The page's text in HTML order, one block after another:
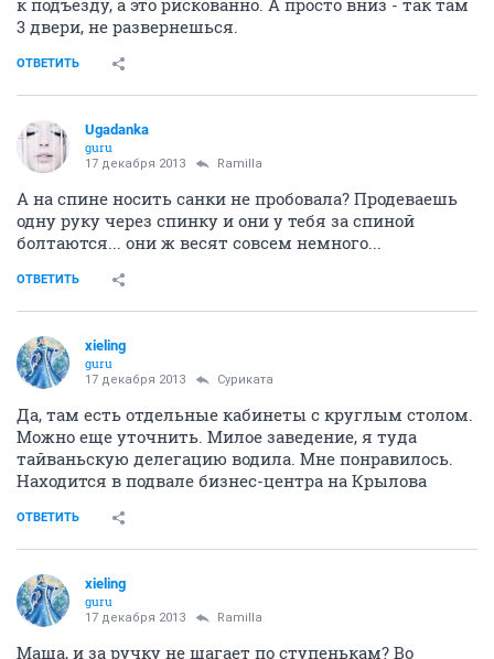
3 двери, не развернешься.
ОТВЕТИТЬ
Ugadanka
guru
17 декабря 2013 Ramilla
А на спине носить санки не пробовала? Продеваешь
одну руку через спинку и они у тебя за спиной
болтаются... они ж весят совсем немного...
ОТВЕТИТЬ
xieling
guru
17 декабря 2013 Суриката
Да, там есть отдельные кабинеты с круглым столом.
Можно еще уточнить. Милое заведение, я туда
тайваньскую делегацию водила. Мне понравилось.
Находится в подвале бизнес-центра на Крылова
ОТВЕТИТЬ
xieling
guru
17 декабря 2013 Ramilla
Маша, и за ручку не шагает по ступенькам? Во